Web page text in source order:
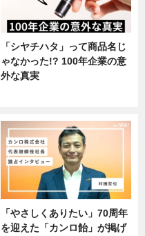
「シヤチハタ」って商品名じ
ゃなかった!? 100年企業の意
外な真実
「やさしくありたい」70周年
を迎えた「カンロ飴」が掲げ